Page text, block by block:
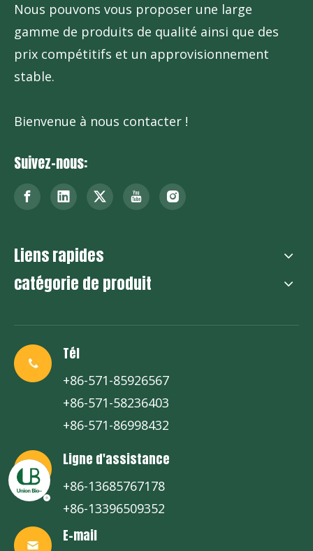
Nous pouvons vous proposer une large
gamme de produits de qualité ainsi que des
prix compétitifs et un approvisionnement
stable.
Bienvenue à nous contacter !
Suivez-nous:
Liens rapides
catégorie de produit
Tél
+86-571-85926567
+86-571-58236403
+86-571-86998432
Ligne d'assistance
+86-13685767178
+86-13396509352
E-mail